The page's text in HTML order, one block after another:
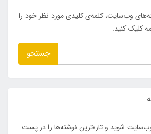
وب‌سایت، کلمه‌ی کلیدی مورد نظر خود را
کلیک کنید.
جستجو
شوید و تازه‌ترین نوشته‌ها را در پست